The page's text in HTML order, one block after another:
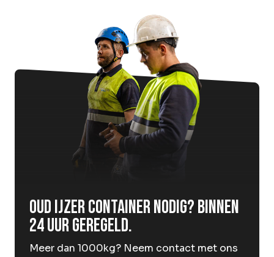
Oud ijzer container nodig? Binnen
24 uur geregeld.
Meer dan 1000kg? Neem contact met ons